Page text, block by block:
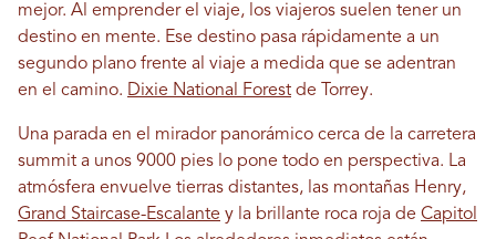
mejor. Al emprender el viaje, los viajeros suelen tener un
destino en mente. Ese destino pasa rápidamente a un
segundo plano frente al viaje a medida que se adentran
en el camino. Dixie National Forest de Torrey.
Una parada en el mirador panorámico cerca de la carretera
summit a unos 9000 pies lo pone todo en perspectiva. La
atmósfera envuelve tierras distantes, las montañas Henry,
Grand Staircase-Escalante y la brillante roca roja de Capitol